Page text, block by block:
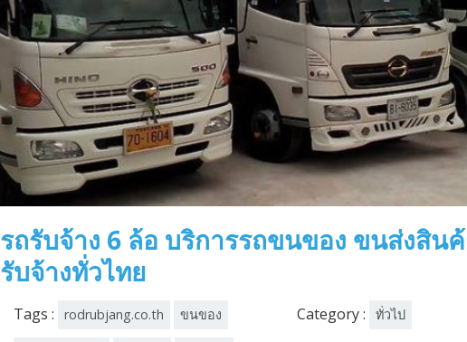
รถรับจ้าง 6 ล้อ บริการรถขนของ ขนส่งสิน
รับจ้างทั่วไทย
Tags : rodrubjang.co.th ขนของ Category : ทั่วไป